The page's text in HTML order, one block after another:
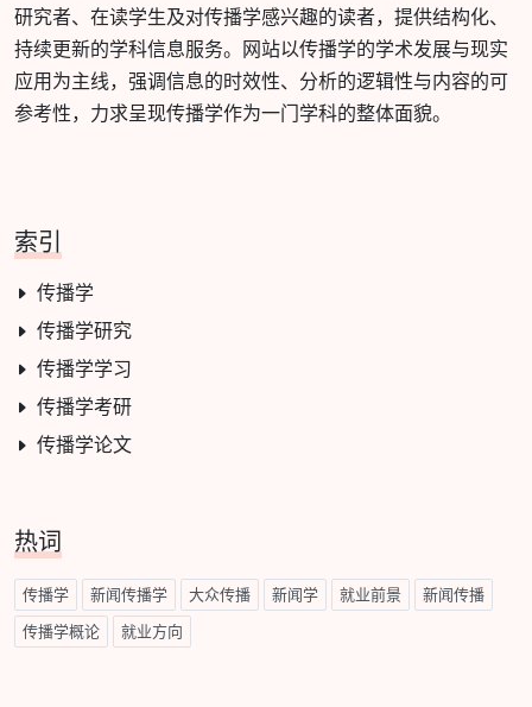
研究者、在读学生及对传播学感兴趣的读者，提供结构化、
持续更新的学科信息服务。网站以传播学的学术发展与现实
应用为主线，强调信息的时效性、分析的逻辑性与内容的可
参考性，力求呈现传播学作为一门学科的整体面貌。
索引
传播学
传播学研究
传播学学习
传播学考研
传播学论文
热词
传播学 新闻传播学 大众传播 新闻学 就业前景 新闻传播
传播学概论 就业方向